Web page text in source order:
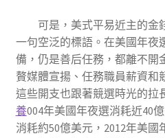
可是，美式平易近主的金
一句空泛的標語。在美國年夜
備，仍是善后任務，都離不開
贅媒體宣揚、任務職員薪資和
這些開支也跟著競選時光的拉
養004年美國年夜選消耗近40
消耗約50億美元，2012年美國